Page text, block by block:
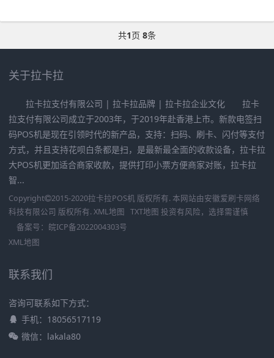
共1页 8条
关于拉卡拉
拉卡拉支付有限公司 | 拉卡拉品牌 | 拉卡拉企业文化 拉卡
拉支付有限公司成立于2003年，于2019年赴香港上市。新款电签扫
码POS机是现在引领时代的新产品，支持：扫码、刷卡、闪付等支付
方式，并且支持花呗白条都是扫，是最新最全面的收款设备，拉卡拉
大POS机更加适合商家收款，提供打印小票方便商家对账，拉卡拉
智...
Copyright 2015-2020拉卡拉POS机 版权所有. 本网站由安徽爱刷卡网络
科技有限公司 版权所有. XML地图 TXT地图 投资有风险，选择需谨慎
备案号： 皖ICP备2022004303号
XML地图
联系我们
咨询可联系如下方式：
手机：18056517119
微信：lakala80